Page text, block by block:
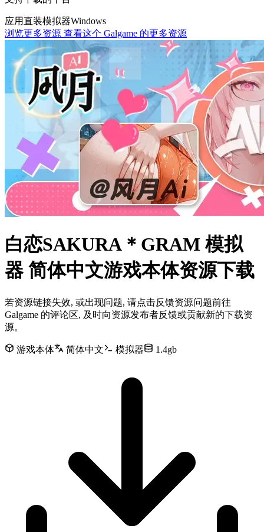
应用直装模拟器Windows
浏览更多资源 查看这个 Galgame 的更多资源
白恋SAKURA＊GRAM 模拟
器 简体中文游戏本体资源下载
若资源链接失效, 或出现问题, 请点击反馈资源问题前往
Galgame 的评论区, 及时向资源发布者反馈或贡献新的下载资
源。
游戏本体 简体中文 模拟器 1.4gb